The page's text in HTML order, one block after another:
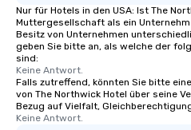
Nur für Hotels in den USA: Ist The
Muttergesellschaft als ein
Besitz von Unternehmen
geben Sie bitte an, als welche der
sind:
Keine Antwort.
Falls zutreffend, könnten Sie bitte
von The Northwick Hotel über seine
Bezug auf Vielfalt,
Keine Antwort.